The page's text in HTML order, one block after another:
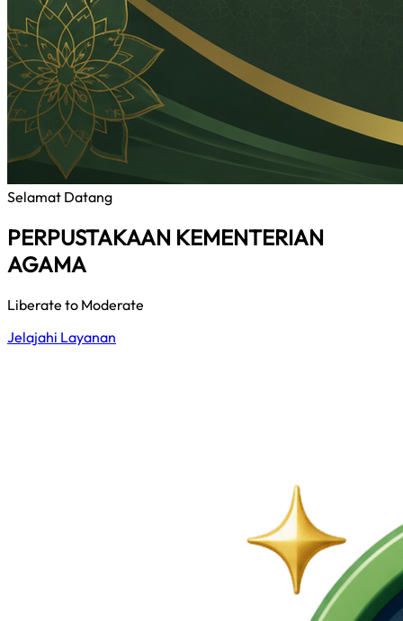
Selamat Datang
PERPUSTAKAAN KEMENTERIAN
AGAMA
Liberate to Moderate
Jelajahi Layanan